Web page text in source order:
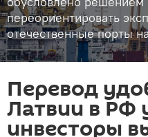
переориентировать
отечественные порты
Перевод
Латвии в РФ
инвесторы